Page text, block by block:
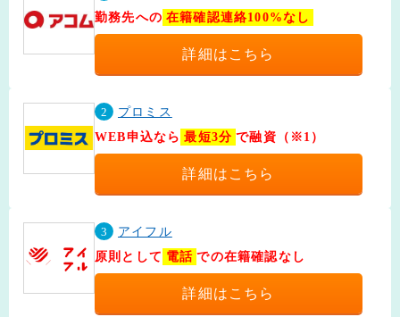
勤務先への 在籍確認連絡100%なし
詳細はこちら
2
プロミス
WEB申込なら 最短3分 で融資（※1）
詳細はこちら
3
アイフル
原則として 電話 での在籍確認なし
詳細はこちら